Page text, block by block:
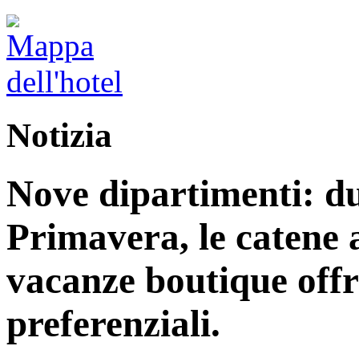
Notizia
Nove dipartimenti:
Primavera, le catene
vacanze boutique
preferenziali.